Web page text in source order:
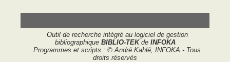
Outil de recherche intégré au logiciel de gestion
bibliographique BIBLIO-TEKde INFOKA
Programmes et scripts : © André Kahlé, INFOKA - Tous
droits réservés